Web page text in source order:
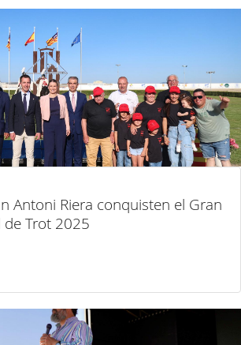
Antoni Riera conquisten el Gran
de Trot 2025